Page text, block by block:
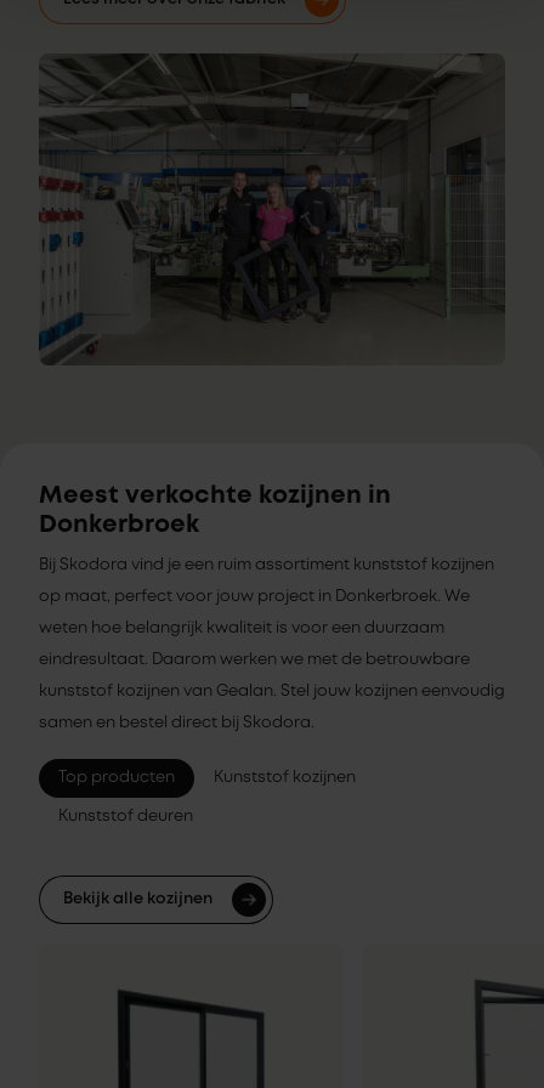
Meest verkochte kozijnen in
Donkerbroek
Bij Skodora vind je een ruim assortiment kunststof kozijnen
op maat, perfect voor jouw project in Donkerbroek. We
weten hoe belangrijk kwaliteit is voor een duurzaam
eindresultaat. Daarom werken we met de betrouwbare
kunststof kozijnen van Gealan. Stel jouw kozijnen eenvoudig
samen en bestel direct bij Skodora.
Top producten Kunststof kozijnen
Kunststof deuren
Bekijk alle kozijnen